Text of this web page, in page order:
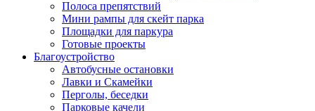
Полоса препятствий
Мини рампы для скейт парка
Площадки для паркура
Готовые проекты
Благоустройство
Автобусные остановки
Лавки и Скамейки
Перголы, беседки
Парковые качели